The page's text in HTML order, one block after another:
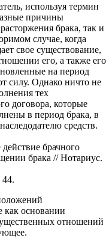
используя термин
причины
брака, так и
случае, когда
свое существование,
его, а также его
на период
силу. Однако ничто не
тех
договора, которые
в период брака, в
средств.
брачного
брака // Нотариус.
как основании
отношений